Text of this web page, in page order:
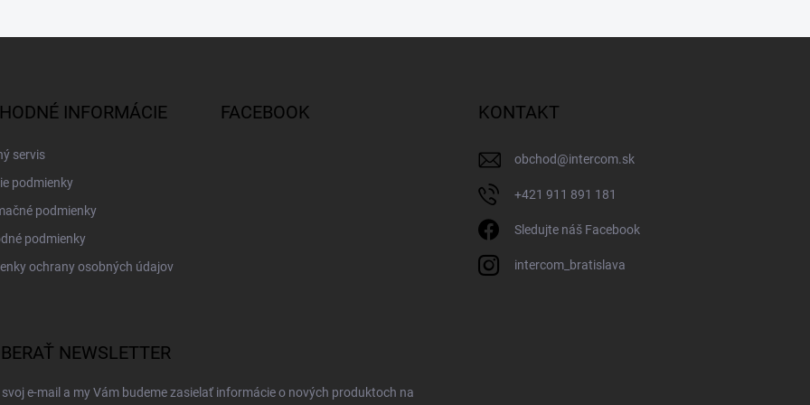
INFORMÁCIE
servis
podmienky
podmienky
podmienky
ochrany osobných údajov
FACEBOOK KONTAKT
obchod@intercom.sk
+421 911 891 181
Sledujte náš Facebook
intercom_bratislava
NEWSLETTER
e-mail a my Vám budeme zasielať informácie o nových produktoch na